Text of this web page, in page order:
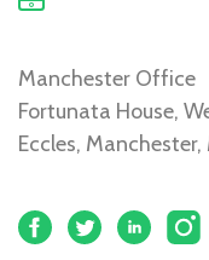
Manchester Office
Fortunata House,
Eccles,